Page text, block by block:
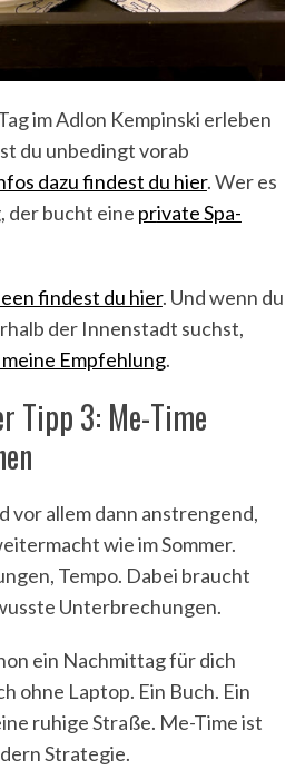
im Adlon Kempinski erleben
du unbedingt vorab
dazu findest du hier. Wer es
der bucht eine private Spa-
findest du hier. Und wenn du
der Innenstadt suchst,
Empfehlung.
Tipp 3: Me-Time
vor allem dann anstrengend,
wie im Sommer.
Tempo. Dabei braucht
Unterbrechungen.
ein Nachmittag für dich
ohne Laptop. Ein Buch. Ein
ruhige Straße. Me-Time ist
Strategie.